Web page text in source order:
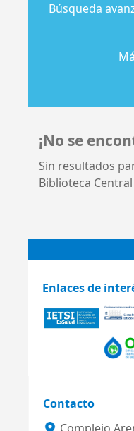
Búsqueda
¡No se
Sin resultados
Biblioteca Central
Enlaces de
Contacto